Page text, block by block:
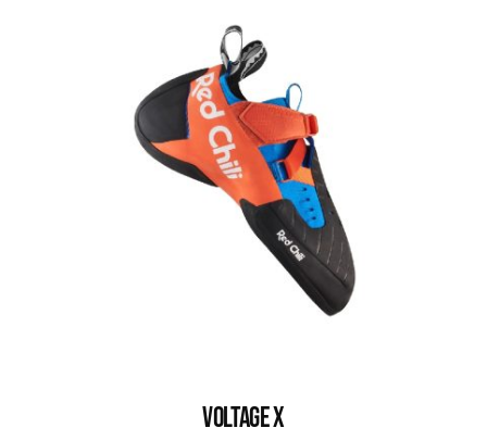
VOLTAGE X